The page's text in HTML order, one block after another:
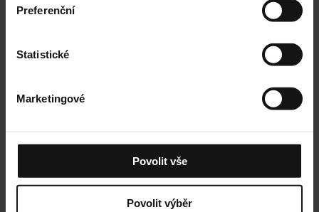
Preferenční
Statistické
Marketingové
Povolit vše
Povolit výběr